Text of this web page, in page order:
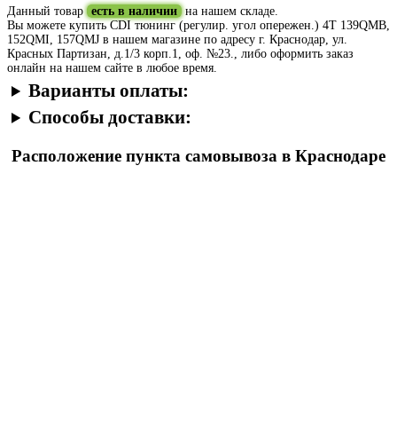
Данный товар есть в наличии на нашем складе.
Вы можете купить CDI тюнинг (регулир. угол опережен.) 4T 139QMB,
152QMI, 157QMJ в нашем магазине по адресу г. Краснодар, ул.
Красных Партизан, д.1/3 корп.1, оф. №23., либо оформить заказ
онлайн на нашем сайте в любое время.
Варианты оплаты:
Способы доставки:
Расположение пункта самовывоза в Краснодаре